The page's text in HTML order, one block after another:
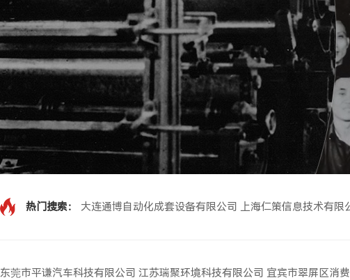
热门搜索： 大连通博自动化成套设备有限公司 上海仁策信息技术有限
东莞市平谦汽车科技有限公司 江苏瑞聚环境科技有限公司 宜宾市翠屏区消